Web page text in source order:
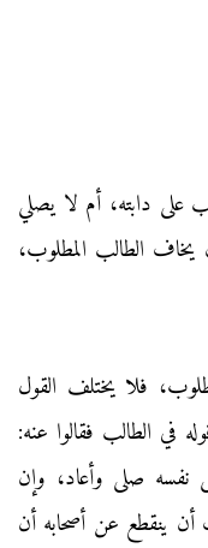
على دابته، أم لا يصلي
يخاف الطالب المطلوب،
فلا يختلف القول
في الطالب فقالوا عنه:
صلى وأعاد، وإن
ينقطع عن أصحابه أن